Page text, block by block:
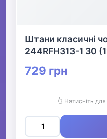
Штани класичні
244RFH313-1 30
729 грн
👆 Натисніть